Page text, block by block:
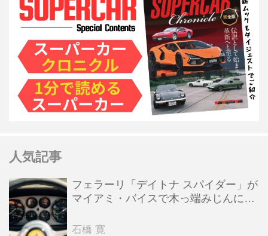
人気記事
フェラーリ「デイトナ スパイダー」が
マイアミ・バイスで木っ端みじんにな
石橋 寛